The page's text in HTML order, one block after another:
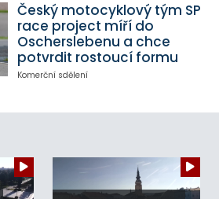
Český motocyklový tým SP
race project míří do
Oscherslebenu a chce
potvrdit rostoucí formu
Komerční sdělení